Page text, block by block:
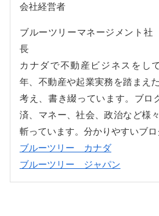
会社経営者
ブルーツリーマネージメント
長
カナダで不動産ビジネスをし
年、不動産や起業実務を踏まえ
考え、書き綴っています。ブロ
済、マネー、社会、政治など様
斬っています。分かりやすいブロ
ブルーツリー カナダ
ブルーツリー ジャパン